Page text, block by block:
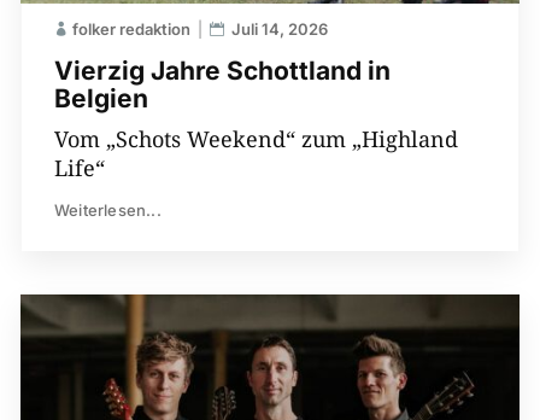
Vierzig Jahre Schottland in
Belgien
folker redaktion Juli 14, 2026
Vom „Schots Weekend“ zum „Highland
Life“
Weiterlesen...